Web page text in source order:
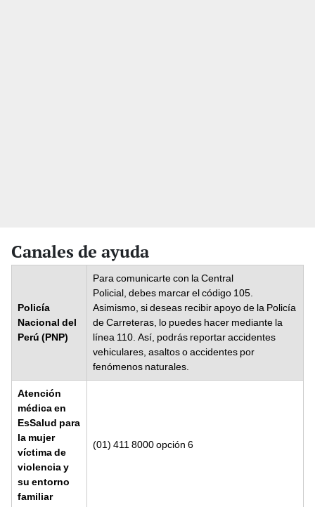
Canales de ayuda
Policía
Nacional del
Perú (PNP)
Para comunicarte con la Central
Policial, debes marcar el código 105.
Asimismo, si deseas recibir apoyo de la Policía
de Carreteras, lo puedes hacer mediante la
línea 110. Así, podrás reportar accidentes
vehiculares, asaltos o accidentes por
fenómenos naturales.
Atención
médica en
EsSalud para
la mujer
víctima de
violencia y
su entorno
familiar
(01) 411 8000 opción 6